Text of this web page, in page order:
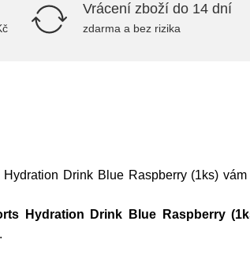
Vrácení zboží do 14 dní
zdarma a bez rizika
Drink Blue Raspberry (1ks)
Hydration Drink Blue Raspberry